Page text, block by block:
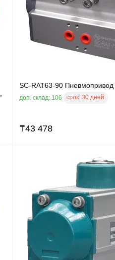
SC-RAT63-90 Пневмопривод
доп. склад: 106 срок: 30 дней
₸43 478